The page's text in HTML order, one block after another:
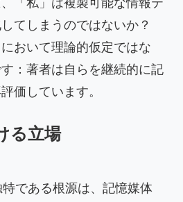
てしまうのではないか？
おいて理論的仮定ではな
：著者は自らを継続的に記
価しています。
る立場
特である根源は、記憶媒体